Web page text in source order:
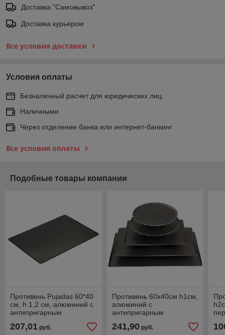
Доставка "Самовывоз"
Доставка курьером
Все условия доставки
Условия оплаты
Безналичный расчет для юридических лиц.
Наличными
Через отделение банка или интернет-банкинг
Все условия оплаты
Подобные товары компании
Противень Pujadas 60*40
см, h 1,2 см, алюминий с
антипригарным
207,01 руб.
Противень 60х40см h1см,
алюминий с
антипригарным
241,90руб.